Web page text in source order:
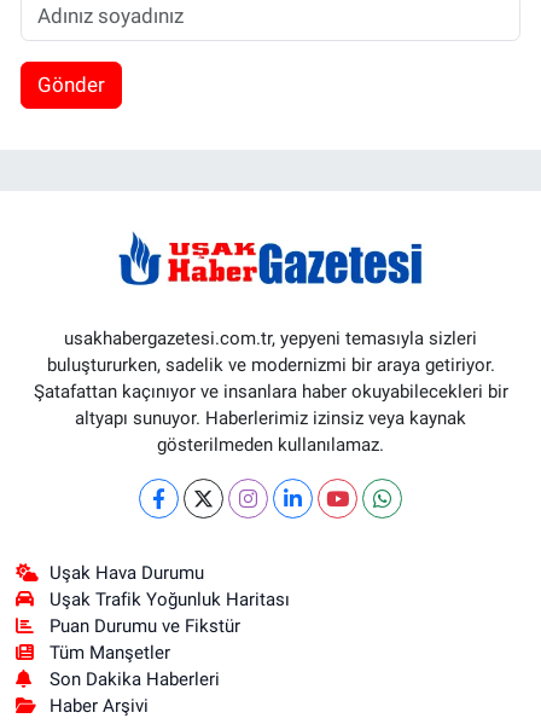
Gönder
usakhabergazetesi.com.tr, yepyeni temasıyla sizleri
buluştururken, sadelik ve modernizmi bir araya getiriyor.
Şatafattan kaçınıyor ve insanlara haber okuyabilecekleri bir
altyapı sunuyor. Haberlerimiz izinsiz veya kaynak
gösterilmeden kullanılamaz.
Uşak Hava Durumu
Uşak Trafik Yoğunluk Haritası
Puan Durumu ve Fikstür
Tüm Manşetler
Son Dakika Haberleri
Haber Arşivi